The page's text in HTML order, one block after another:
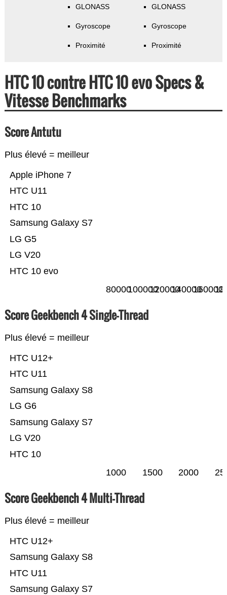
GLONASS
Gyroscope
Proximité
GLONASS
Gyroscope
Proximité
HTC 10 contre HTC 10 evo Specs &
Vitesse Benchmarks
Score Antutu
Plus élevé = meilleur
HTC 10 evo
LG V20
LG G5
Samsung Galaxy S7
HTC 10
HTC U11
Apple iPhone 7
80000100000120000140000160000
Score Geekbench 4 Single-Thread
Plus élevé = meilleur
HTC 10
LG V20
Samsung Galaxy S7
LG G6
Samsung Galaxy S8
HTC U11
HTC U12+
1000 1500 2000
Score Geekbench 4 Multi-Thread
Plus élevé = meilleur
Samsung Galaxy S7
HTC U11
Samsung Galaxy S8
HTC U12+